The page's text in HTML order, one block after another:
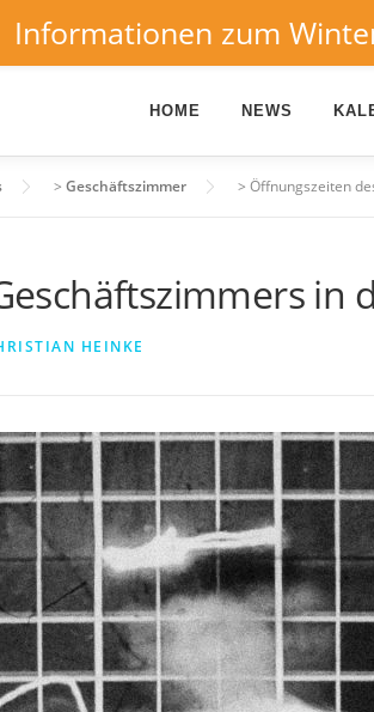
HOME NEWS
> Geschäftszimmer > Öffnungszeiten
in
HEINKE
Informationen zum